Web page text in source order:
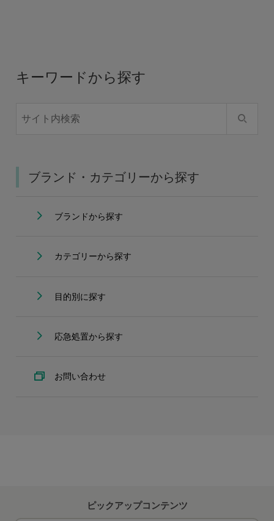
キーワードから探す
ブランド・カテゴリーから探す
ブランドから探す
カテゴリーから探す
目的別に探す
応急処置から探す
お問い合わせ
ピックアップコンテンツ